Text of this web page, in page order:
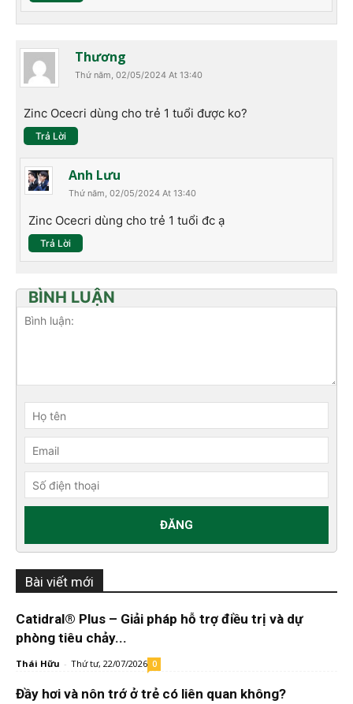
Thương
Thứ năm, 02/05/2024 At 13:40
Zinc Ocecri dùng cho trẻ 1 tuổi được ko?
Trả Lời
Anh Lưu
Thứ năm, 02/05/2024 At 13:40
Zinc Ocecri dùng cho trẻ 1 tuổi đc ạ
Trả Lời
BÌNH LUẬN
Bài viết mới
Catidral® Plus – Giải pháp hỗ trợ điều trị và dự
phòng tiêu chảy...
Thái Hữu - Thứ tư, 22/07/2026 0
Đầy hơi và nôn trớ ở trẻ có liên quan không?